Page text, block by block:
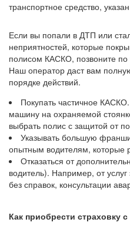
транспортное средство,
Если вы попали в ДТП или
неприятностей, которые
полисом КАСКО, позвоните
Наш оператор даст вам
порядке действий.
Покупать частичное
машину на охраняемой
выбрать полис с защитой от
Указывать большую
опытным водителям, которые
Отказаться от
водитель). Например, от
без справок, консультации
Как приобрести страховку